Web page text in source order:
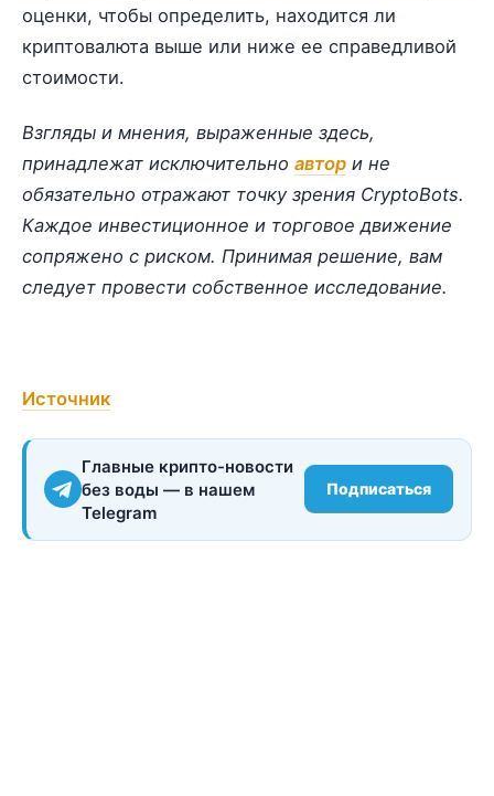
оценки, чтобы определить, находится ли
криптовалюта выше или ниже ее справедливой
стоимости.
Взгляды и мнения, выраженные здесь,
принадлежат исключительно автор и не
обязательно отражают точку зрения CryptoBots.
Каждое инвестиционное и торговое движение
сопряжено с риском. Принимая решение, вам
следует провести собственное исследование.
Источник
Главные крипто-новости
без воды — в нашем
Telegram
Подписаться